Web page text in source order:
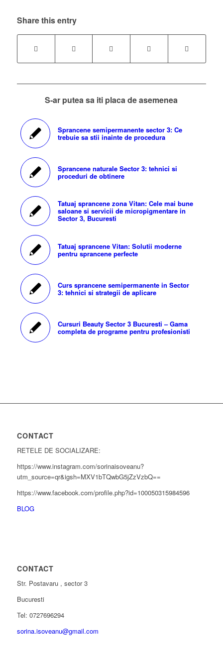
Share this entry
S-ar putea sa iti placa de asemenea
Sprancene semipermanente sector 3: Ce
trebuie sa stii inainte de procedura
Sprancene naturale Sector 3: tehnici si
proceduri de obtinere
Tatuaj sprancene zona Vitan: Cele mai bune
saloane si servicii de micropigmentare in
Sector 3, Bucuresti
Tatuaj sprancene Vitan: Solutii moderne
pentru sprancene perfecte
Curs sprancene semipermanente in Sector
3: tehnici si strategii de aplicare
Cursuri Beauty Sector 3 Bucuresti – Gama
completa de programe pentru profesionisti
CONTACT
RETELE DE SOCIALIZARE:
https://www.instagram.com/sorinaisoveanu?
utm_source=qr&igsh=MXV1bTQwbG5jZzVzbQ==
https://www.facebook.com/profile.php?id=100050315984596
BLOG
CONTACT
Str. Postavaru , sector 3
Bucuresti
Tel: 0727696294
sorina.isoveanu@gmail.com